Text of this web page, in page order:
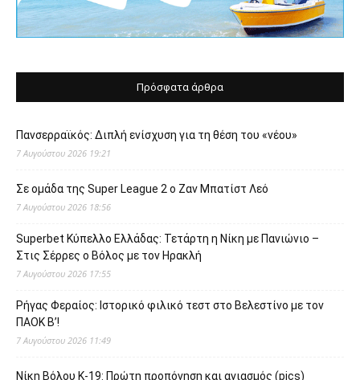
Πρόσφατα άρθρα
Πανσερραϊκός: Διπλή ενίσχυση για τη θέση του «νέου»
7 Αυγούστου 2026 19:21
Σε ομάδα της Super League 2 o Ζαν Μπατίστ Λεό
7 Αυγούστου 2026 18:56
Superbet Κύπελλο Ελλάδας: Τετάρτη η Νίκη με Πανιώνιο –
Στις Σέρρες ο Βόλος με τον Ηρακλή
7 Αυγούστου 2026 17:55
Ρήγας Φεραίος: Ιστορικό φιλικό τεστ στο Βελεστίνο με τον
ΠΑΟΚ Β’!
7 Αυγούστου 2026 11:49
Νίκη Βόλου Κ-19: Πρώτη προπόνηση και αγιασμός (pics)